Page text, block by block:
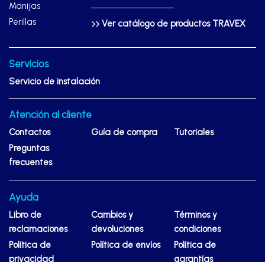
Manijas
Perillas
Ver catálogo de productos TRAVEX
Servicios
Servicio de instalación
Atención al cliente
Contactos Guía de compra
Tutoriales
Preguntas
frecuentes
Ayuda
Libro de
reclamaciones
Cambios y
devoluciones
Términos y
condiciones
Política de
privacidad
Política de envíos
Política de
garantías